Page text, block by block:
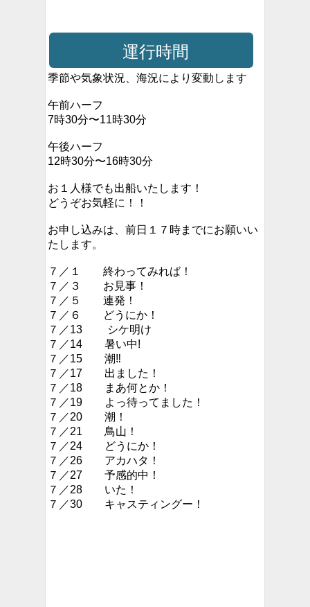
運行時間
季節や気象状況、海況により変動します
午前ハーフ
7時30分〜11時30分
午後ハーフ
12時30分〜16時30分
お１人様でも出船いたします！
どうぞお気軽に！！
お申し込みは、前日１７時までにお願いい
たします。
７／１ 終わってみれば！
７／３ お見事！
７／５ 連発！
７／６ どうにか！
７／13 シケ明け
７／14 暑い中!
７／15 潮‼︎
７／17 出ました！
７／18 まあ何とか！
７／19 よっ待ってました！
７／20 潮！
７／21 鳥山！
７／24 どうにか！
７／26 アカハタ！
７／27 予感的中！
７／28 いた！
７／30 キャスティングー！